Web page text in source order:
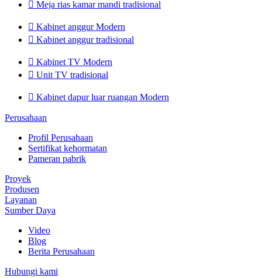
 Meja rias kamar mandi tradisional
 Kabinet anggur Modern
 Kabinet anggur tradisional
 Kabinet TV Modern
 Unit TV tradisional
 Kabinet dapur luar ruangan Modern
Perusahaan
Profil Perusahaan
Sertifikat kehormatan
Pameran pabrik
Proyek
Produsen
Layanan
Sumber Daya
Video
Blog
Berita Perusahaan
Hubungi kami